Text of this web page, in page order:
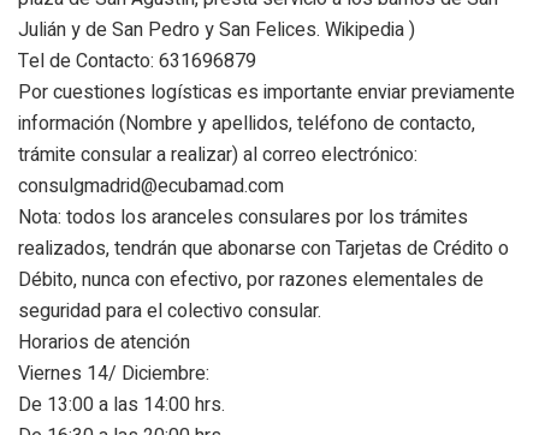
Julián y de San Pedro y San Felices. Wikipedia )
Tel de Contacto: 631696879
Por cuestiones logísticas es importante enviar previamente
información (Nombre y apellidos, teléfono de contacto,
trámite consular a realizar) al correo electrónico:
consulgmadrid@ecubamad.com
Nota: todos los aranceles consulares por los trámites
realizados, tendrán que abonarse con Tarjetas de Crédito o
Débito, nunca con efectivo, por razones elementales de
seguridad para el colectivo consular.
Horarios de atención
Viernes 14/ Diciembre:
De 13:00 a las 14:00 hrs.